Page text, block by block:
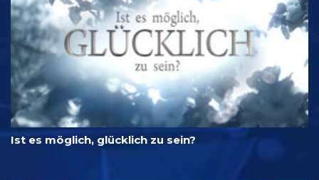
Ist es möglich, glücklich zu sein?